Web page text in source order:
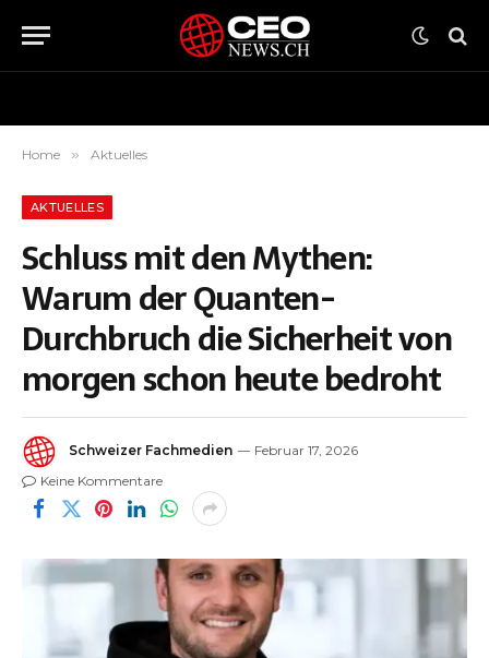
Home » Aktuelles
AKTUELLES
Schluss mit den Mythen:
Warum der Quanten-
Durchbruch die Sicherheit von
morgen schon heute bedroht
Schweizer Fachmedien
Februar 17, 2026
Keine Kommentare